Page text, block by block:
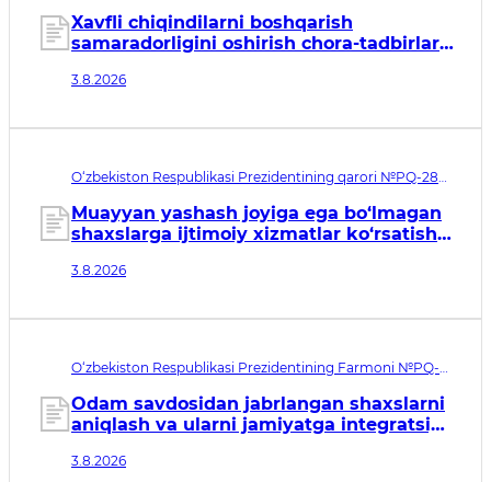
04.08.2026
Xavfli chiqindilarni boshqarish
samaradorligini oshirish chora-tadbirlari
3.8.2026
O‘zbekiston Respublikasi Prezidentining qarori №PQ-288.
04.08.2026
Muayyan yashash joyiga ega bo‘lmagan
shaxslarga ijtimoiy xizmatlar ko‘rsatish
3.8.2026
O‘zbekiston Respublikasi Prezidentining Farmoni №PQ-
04.08.2026
Odam savdosidan jabrlangan shaxslarni
aniqlash va ularni jamiyatga integratsiya
takomillashtirishga qaratilgan
3.8.2026